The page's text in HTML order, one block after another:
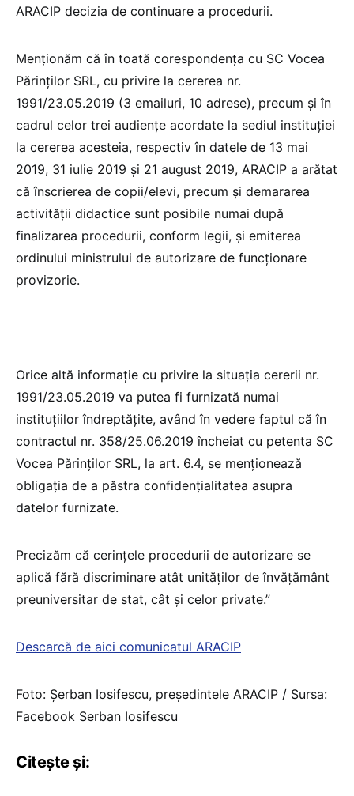
ARACIP decizia de continuare a procedurii.
Menționăm că în toată corespondența cu SC Vocea
Părinților SRL, cu privire la cererea nr.
1991/23.05.2019 (3 emailuri, 10 adrese), precum și în
cadrul celor trei audiențe acordate la sediul instituției
la cererea acesteia, respectiv în datele de 13 mai
2019, 31 iulie 2019 și 21 august 2019, ARACIP a arătat
că înscrierea de copii/elevi, precum și demararea
activității didactice sunt posibile numai după
finalizarea procedurii, conform legii, și emiterea
ordinului ministrului de autorizare de funcționare
provizorie.
Orice altă informație cu privire la situația cererii nr.
1991/23.05.2019 va putea fi furnizată numai
instituțiilor îndreptățite, având în vedere faptul că în
contractul nr. 358/25.06.2019 încheiat cu petenta SC
Vocea Părinților SRL, la art. 6.4, se menționează
obligația de a păstra confidențialitatea asupra
datelor furnizate.
Precizăm că cerințele procedurii de autorizare se
aplică fără discriminare atât unităților de învățământ
preuniversitar de stat, cât și celor private.”
Descarcă de aici comunicatul ARACIP
Foto: Șerban Iosifescu, președintele ARACIP / Sursa:
Facebook Serban Iosifescu
Citește și: